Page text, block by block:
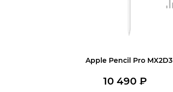
Apple Pencil Pro MX2D3
10 490₽